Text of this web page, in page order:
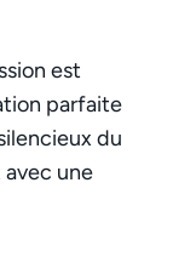
est
parfaite
du
une